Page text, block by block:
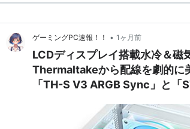
ゲーミングPC速報！！ • 1ヶ月前
LCDディスプレイ搭載水冷＆磁
Thermaltakeから配線を劇的に
「TH-S V3 ARGB Sync」と「